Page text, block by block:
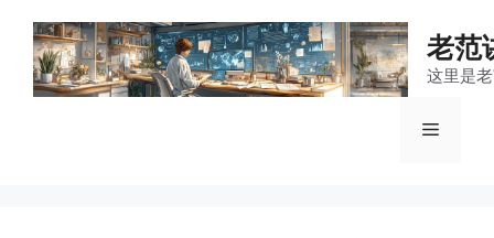
老范
这里是
菜